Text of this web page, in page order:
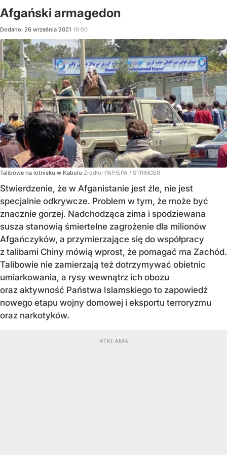
Afgański armagedon
Dodano: 26 września 2021 16:00
Talibowe na lotnisku w Kabulu Źródło: PAP/EPA / STRINGER
Stwierdzenie, że w Afganistanie jest źle, nie jest
specjalnie odkrywcze. Problem w tym, że może być
znacznie gorzej. Nadchodząca zima i spodziewana
susza stanowią śmiertelne zagrożenie dla milionów
Afgańczyków, a przymierzające się do współpracy
z talibami Chiny mówią wprost, że pomagać ma Zachód.
Talibowie nie zamierzają też dotrzymywać obietnic
umiarkowania, a rysy wewnątrz ich obozu
oraz aktywność Państwa Islamskiego to zapowiedź
nowego etapu wojny domowej i eksportu terroryzmu
oraz narkotyków.